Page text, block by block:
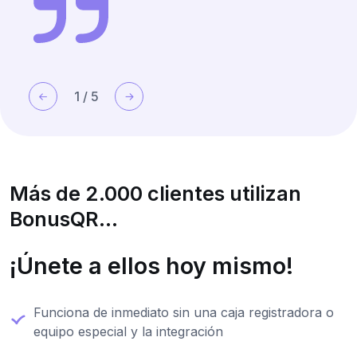
1 / 5
Más de 2.000 clientes utilizan
BonusQR...
¡Únete a ellos hoy mismo!
Funciona de inmediato sin una caja registradora o
equipo especial y la integración